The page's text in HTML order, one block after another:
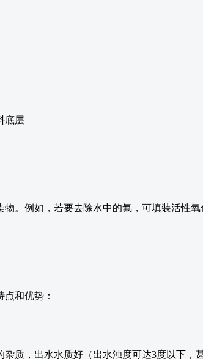
底层
。例如，若要去除水中的氟，可填装活性氧
和优势：
质，出水水质好（出水浊度可达3度以下，